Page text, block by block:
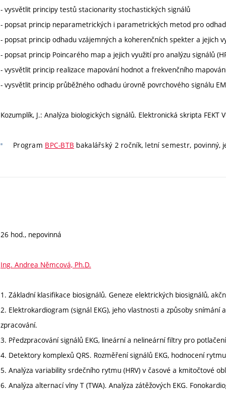
- vysvětlit principy testů stacionarity stochastických signálů
- popsat princip neparametrických i parametrických metod pro
- popsat princip odhadu vzájemných a koherenčních spekter a jejich
- popsat princip Poincarého map a jejich využití pro analýzu signálů
- vysvětlit princip realizace mapování hodnot a frekvenčního
- vysvětlit princip průběžného odhadu úrovně povrchového signálu
Kozumplík, J.: Analýza biologických signálů. Elektronická skripta FEKT
Program BPC-BTB bakalářský 2 ročník, letní semestr, povinný,
26 hod., nepovinná
Ing. Andrea Němcová, Ph.D.
1. Základní klasifikace biosignálů. Geneze elektrických biosignálů,
2. Elektrokardiogram (signál EKG), jeho vlastnosti a způsoby snímání
zpracování.
3. Předzpracování signálů EKG, lineární a nelineární filtry pro
4. Detektory komplexů QRS. Rozměření signálů EKG, hodnocení
5. Analýza variability srdečního rytmu (HRV) v časové a kmitočtové
6. Analýza alternací vlny T (TWA). Analýza zátěžových EKG.